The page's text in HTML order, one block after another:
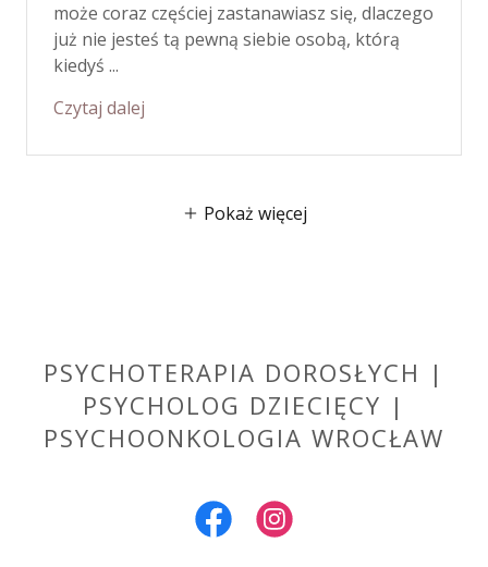
może coraz częściej zastanawiasz się, dlaczego
już nie jesteś tą pewną siebie osobą, którą
kiedyś ...
Czytaj dalej
Pokaż więcej
PSYCHOTERAPIA DOROSŁYCH |
PSYCHOLOG DZIECIĘCY |
PSYCHOONKOLOGIA WROCŁAW